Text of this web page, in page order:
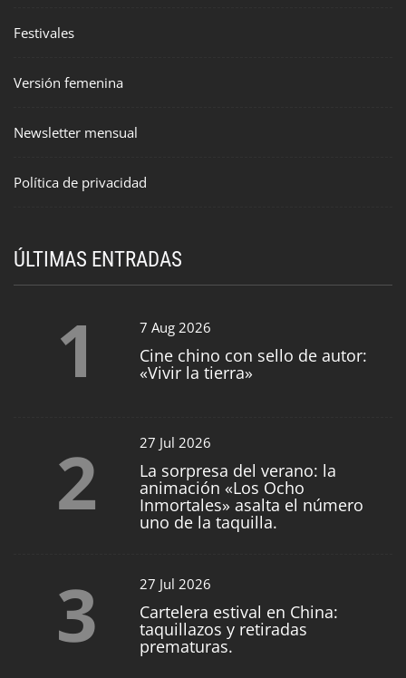
Festivales
Versión femenina
Newsletter mensual
Política de privacidad
ÚLTIMAS ENTRADAS
1 7 Aug 2026
Cine chino con sello de autor:
«Vivir la tierra»
2 27 Jul 2026
La sorpresa del verano: la
animación «Los Ocho
Inmortales» asalta el número
uno de la taquilla.
3 27 Jul 2026
Cartelera estival en China:
taquillazos y retiradas
prematuras.